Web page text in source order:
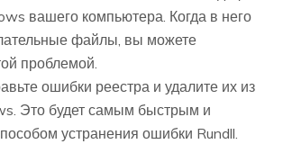
вашего компьютера. Когда в него
файлы, вы можете
проблемой.
ошибки реестра и удалите их из
Это будет самым быстрым и
устранения ошибки Rundll.